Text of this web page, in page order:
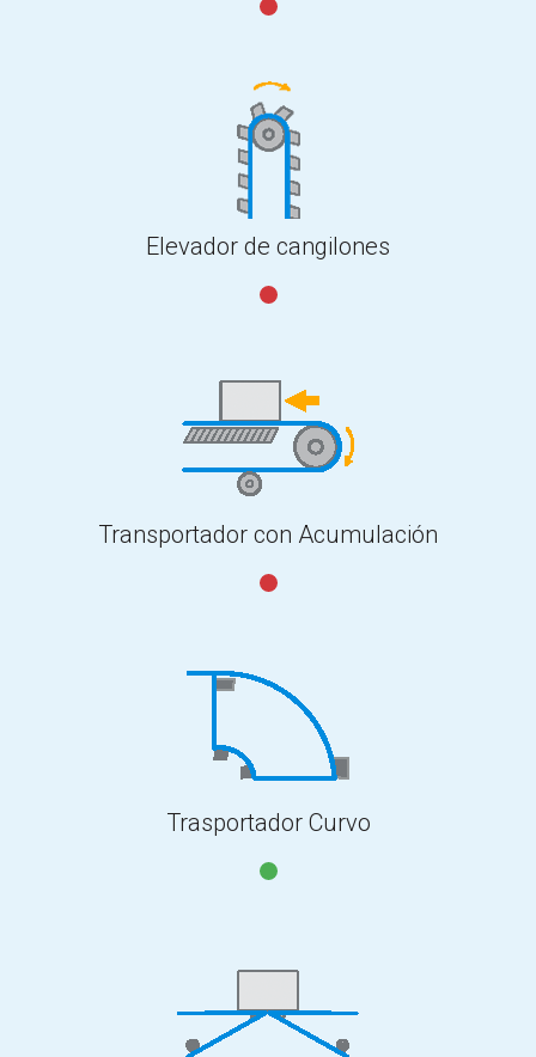
Elevador de cangilones
Transportador con Acumulación
Trasportador Curvo